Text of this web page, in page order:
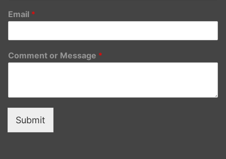
Email *
Comment or Message *
Submit